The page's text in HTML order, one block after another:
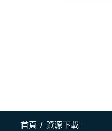
首頁 / 資源下載